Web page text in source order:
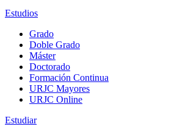
Estudios
Grado
Doble Grado
Máster
Doctorado
Formación Continua
URJC Mayores
URJC Online
Estudiar